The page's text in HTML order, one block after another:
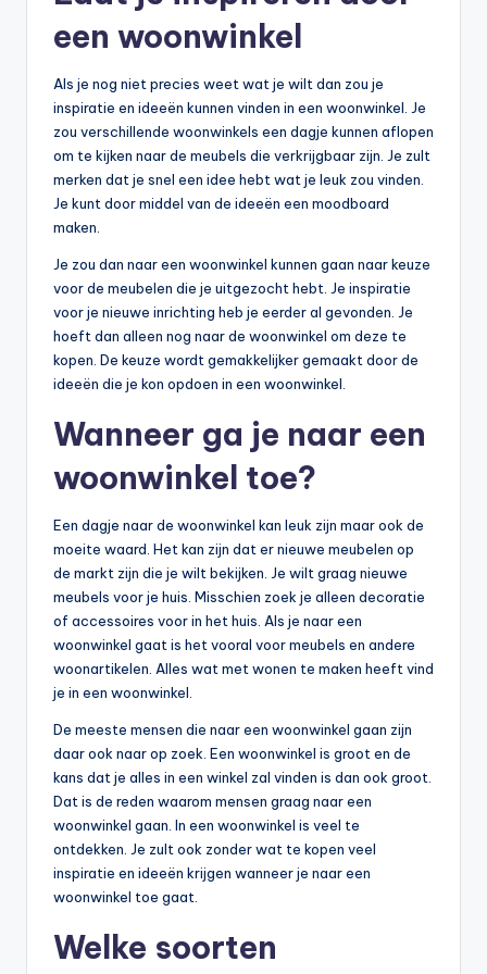
een woonwinkel
Als je nog niet precies weet wat je wilt dan zou je
inspiratie en ideeën kunnen vinden in een woonwinkel. Je
zou verschillende woonwinkels een dagje kunnen aflopen
om te kijken naar de meubels die verkrijgbaar zijn. Je zult
merken dat je snel een idee hebt wat je leuk zou vinden.
Je kunt door middel van de ideeën een moodboard
maken.
Je zou dan naar een woonwinkel kunnen gaan naar keuze
voor de meubelen die je uitgezocht hebt. Je inspiratie
voor je nieuwe inrichting heb je eerder al gevonden. Je
hoeft dan alleen nog naar de woonwinkel om deze te
kopen. De keuze wordt gemakkelijker gemaakt door de
ideeën die je kon opdoen in een woonwinkel.
Wanneer ga je naar een
woonwinkel toe?
Een dagje naar de woonwinkel kan leuk zijn maar ook de
moeite waard. Het kan zijn dat er nieuwe meubelen op
de markt zijn die je wilt bekijken. Je wilt graag nieuwe
meubels voor je huis. Misschien zoek je alleen decoratie
of accessoires voor in het huis. Als je naar een
woonwinkel gaat is het vooral voor meubels en andere
woonartikelen. Alles wat met wonen te maken heeft vind
je in een woonwinkel.
De meeste mensen die naar een woonwinkel gaan zijn
daar ook naar op zoek. Een woonwinkel is groot en de
kans dat je alles in een winkel zal vinden is dan ook groot.
Dat is de reden waarom mensen graag naar een
woonwinkel gaan. In een woonwinkel is veel te
ontdekken. Je zult ook zonder wat te kopen veel
inspiratie en ideeën krijgen wanneer je naar een
woonwinkel toe gaat.
Welke soorten